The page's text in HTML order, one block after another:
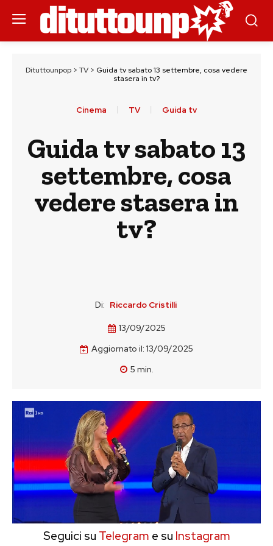
Dituttounpop > TV > Guida tv sabato 13 settembre, cosa vedere
stasera in tv?
Cinema TV Guida tv
Guida tv sabato 13
settembre, cosa
vedere stasera in
tv?
Di: Riccardo Cristilli
13/09/2025
Aggiornato il: 13/09/2025
5 min.
Seguici su Telegram e su Instagram